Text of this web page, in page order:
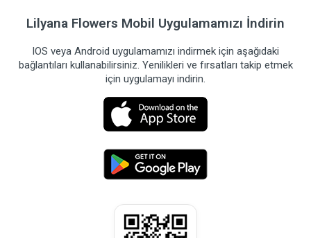
Lilyana Flowers Mobil Uygulamamızı İndirin
IOS veya Android uygulamamızı indirmek için aşağıdaki
bağlantıları kullanabilirsiniz. Yenilikleri ve fırsatları takip etmek
için uygulamayı indirin.